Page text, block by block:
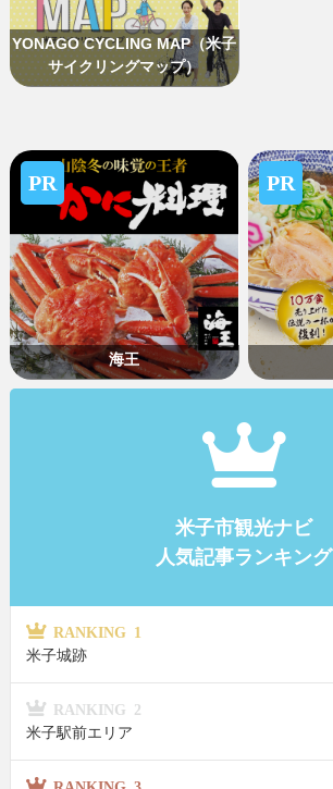
YONAGO CYCLING MAP（米子
サイクリングマップ）
PR
海王
PR
米子市観光ナビ
人気記事ランキング
RANKING 1
米子城跡
RANKING 2
米子駅前エリア